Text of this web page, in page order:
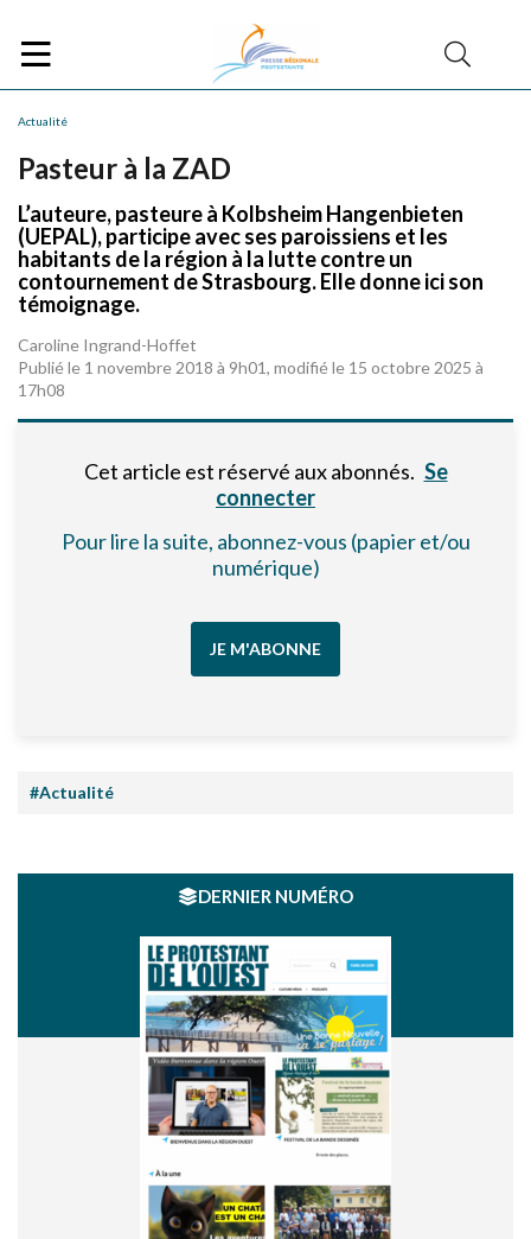
Actualité
Pasteur à la ZAD
L’auteure, pasteure à Kolbsheim Hangenbieten
(UEPAL), participe avec ses paroissiens et les
habitants de la région à la lutte contre un
contournement de Strasbourg. Elle donne ici son
témoignage.
Caroline Ingrand-Hoffet
Publié le 1 novembre 2018 à 9h01, modifié le 15 octobre 2025 à
17h08
Cet article est réservé aux abonnés. Se
connecter
Pour lire la suite, abonnez-vous (papier et/ou
numérique)
JE M'ABONNE
#Actualité
DERNIER NUMÉRO